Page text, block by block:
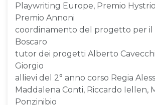
Playwriting Europe, Premio
Premio Annoni
coordinamento del progetto per il
Boscaro
tutor dei progetti Alberto
Giorgio
allievi del 2° anno corso Regia
Maddalena Conti, Riccardo Iellen,
Ponzinibio